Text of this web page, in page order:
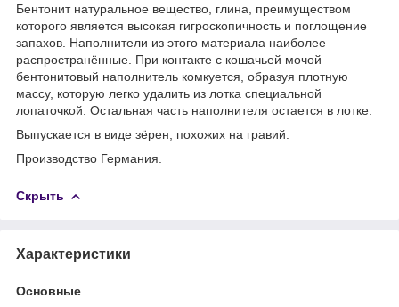
Бентонит натуральное вещество, глина, преимуществом
которого является высокая гигроскопичность и поглощение
запахов. Наполнители из этого материала наиболее
распространённые. При контакте с кошачьей мочой
бентонитовый наполнитель комкуется, образуя плотную
массу, которую легко удалить из лотка специальной
лопаточкой. Остальная часть наполнителя остается в лотке.
Выпускается в виде зёрен, похожих на гравий.
Производство Германия.
Скрыть
Характеристики
Основные